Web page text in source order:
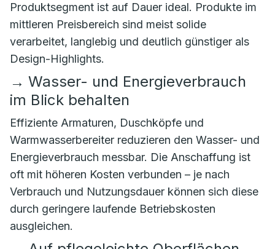
Produktsegment ist auf Dauer ideal. Produkte im
mittleren Preisbereich sind meist solide
verarbeitet, langlebig und deutlich günstiger als
Design-Highlights.
→ Wasser- und Energieverbrauch
im Blick behalten
Effiziente Armaturen, Duschköpfe und
Warmwasserbereiter reduzieren den Wasser- und
Energieverbrauch messbar. Die Anschaffung ist
oft mit höheren Kosten verbunden – je nach
Verbrauch und Nutzungsdauer können sich diese
durch geringere laufende Betriebskosten
ausgleichen.